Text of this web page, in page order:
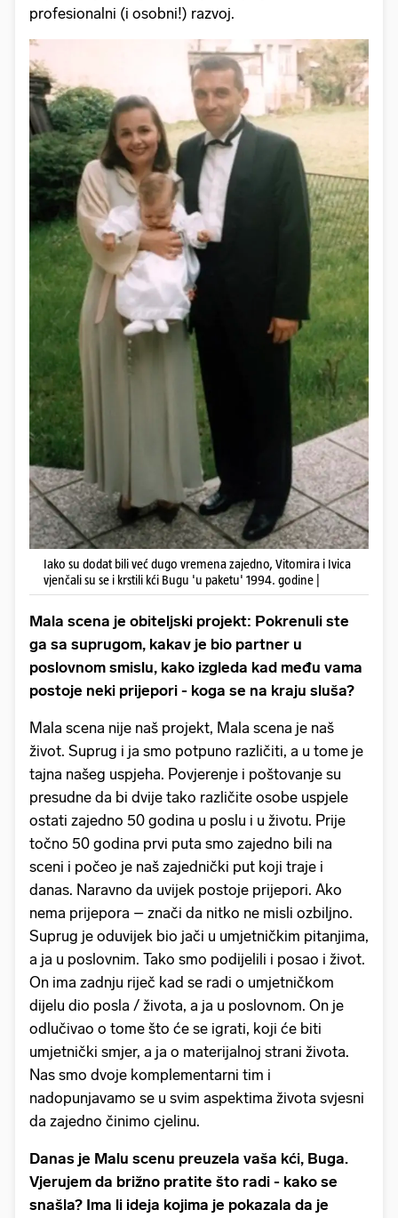
profesionalni (i osobni!) razvoj.
Iako su dodat bili već dugo vremena zajedno, Vitomira i Ivica
vjenčali su se i krstili kći Bugu 'u paketu' 1994. godine |
Mala scena je obiteljski projekt: Pokrenuli ste
ga sa suprugom, kakav je bio partner u
poslovnom smislu, kako izgleda kad među vama
postoje neki prijepori - koga se na kraju sluša?
Mala scena nije naš projekt, Mala scena je naš
život. Suprug i ja smo potpuno različiti, a u tome je
tajna našeg uspjeha. Povjerenje i poštovanje su
presudne da bi dvije tako različite osobe uspjele
ostati zajedno 50 godina u poslu i u životu. Prije
točno 50 godina prvi puta smo zajedno bili na
sceni i počeo je naš zajednički put koji traje i
danas. Naravno da uvijek postoje prijepori. Ako
nema prijepora – znači da nitko ne misli ozbiljno.
Suprug je oduvijek bio jači u umjetničkim pitanjima,
a ja u poslovnim. Tako smo podijelili i posao i život.
On ima zadnju riječ kad se radi o umjetničkom
dijelu dio posla / života, a ja u poslovnom. On je
odlučivao o tome što će se igrati, koji će biti
umjetnički smjer, a ja o materijalnoj strani života.
Nas smo dvoje komplementarni tim i
nadopunjavamo se u svim aspektima života svjesni
da zajedno činimo cjelinu.
Danas je Malu scenu preuzela vaša kći, Buga.
Vjerujem da brižno pratite što radi - kako se
snašla? Ima li ideja kojima je pokazala da je